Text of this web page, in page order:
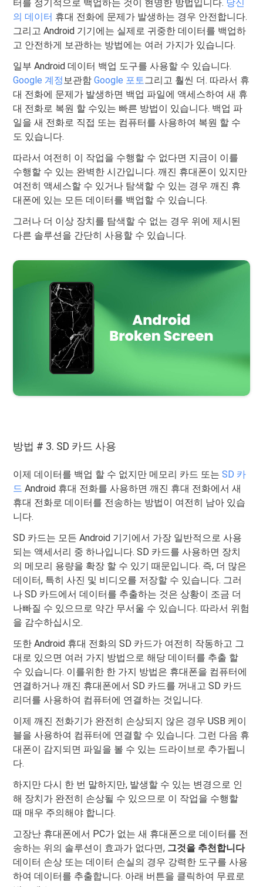
터를 정기적으로 백업하는 것이 현명한 방법입니다. 당신
의 데이터 휴대 전화에 문제가 발생하는 경우 안전합니다.
그리고 Android 기기에는 실제로 귀중한 데이터를 백업하
고 안전하게 보관하는 방법에는 여러 가지가 있습니다.
일부 Android 데이터 백업 도구를 사용할 수 있습니다.
Google 계정보관함Google 포토그리고 훨씬 더. 따라서 휴
대 전화에 문제가 발생하면 백업 파일에 액세스하여 새 휴
대 전화로 복원 할 수있는 빠른 방법이 있습니다. 백업 파
일을 새 전화로 직접 또는 컴퓨터를 사용하여 복원 할 수
도 있습니다.
따라서 여전히 이 작업을 수행할 수 없다면 지금이 이를
수행할 수 있는 완벽한 시간입니다. 깨진 휴대폰이 있지만
여전히 액세스할 수 있거나 탐색할 수 있는 경우 깨진 휴
대폰에 있는 모든 데이터를 백업할 수 있습니다.
그러나 더 이상 장치를 탐색할 수 없는 경우 위에 제시된
다른 솔루션을 간단히 사용할 수 있습니다.
방법 # 3. SD 카드 사용
이제 데이터를 백업 할 수 없지만 메모리 카드 또는SD 카
드 Android 휴대 전화를 사용하면 깨진 휴대 전화에서 새
휴대 전화로 데이터를 전송하는 방법이 여전히 남아 있습
니다.
SD 카드는 모든 Android 기기에서 가장 일반적으로 사용
되는 액세서리 중 하나입니다. SD 카드를 사용하면 장치
의 메모리 용량을 확장 할 수 있기 때문입니다. 즉, 더 많은
데이터, 특히 사진 및 비디오를 저장할 수 있습니다. 그러
나 SD 카드에서 데이터를 추출하는 것은 상황이 조금 더
나빠질 수 있으므로 약간 무서울 수 있습니다. 따라서 위험
을 감수하십시오.
또한 Android 휴대 전화의 SD 카드가 여전히 작동하고 그
대로 있으면 여러 가지 방법으로 해당 데이터를 추출 할
수 있습니다. 이를위한 한 가지 방법은 휴대폰을 컴퓨터에
연결하거나 깨진 휴대폰에서 SD 카드를 꺼내고 SD 카드
리더를 사용하여 컴퓨터에 연결하는 것입니다.
이제 깨진 전화기가 완전히 손상되지 않은 경우 USB 케이
블을 사용하여 컴퓨터에 연결할 수 있습니다. 그런 다음 휴
대폰이 감지되면 파일을 볼 수 있는 드라이브로 추가됩니
다.
하지만 다시 한 번 말하지만, 발생할 수 있는 변경으로 인
해 장치가 완전히 손상될 수 있으므로 이 작업을 수행할
때 매우 주의해야 합니다.
고장난 휴대폰에서 PC가 없는 새 휴대폰으로 데이터를 전
송하는 위의 솔루션이 효과가 없다면, 그것을 추천합니다
데이터 손상 또는 데이터 손실의 경우 강력한 도구를 사용
하여 데이터를 추출합니다. 아래 버튼을 클릭하여 무료로